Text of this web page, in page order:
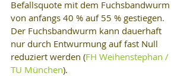
Befallsquote mit dem Fuchsbandwurm
von anfangs 40 % auf 55 % gestiegen.
Der Fuchsbandwurm kann dauerhaft
nur durch Entwurmung auf fast Null
reduziert werden (FH Weihenstephan /
TU München).